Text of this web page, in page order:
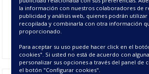
33 - AGUAMARINA
77 - PIEDRA
Disponible
Agotado
la información con nuestros colaboradores de
publicidad y análisis web, quienes podrán
recopilada y combinarla con otra información
proporcionado.
Para aceptar su uso puede hacer click en el
cookies". Si usted no está de acuerdo con
personalizar sus opciones a través del panel de
el botón "Configurar cookies".